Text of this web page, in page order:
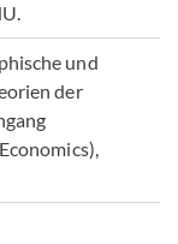
und
der